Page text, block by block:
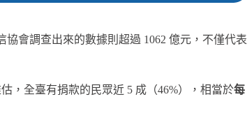
協會調查出來的數據則超過 1062 億元，不僅代表
，全臺有捐款的民眾近 5 成（46%），相當於每